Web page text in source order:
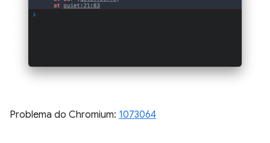
Problema do Chromium: 1073064